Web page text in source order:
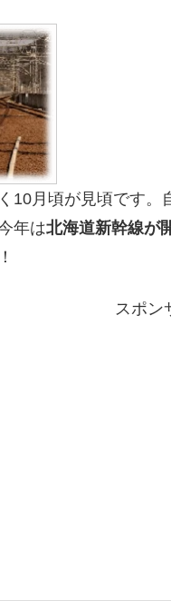
10月頃が見頃です
年は北海道新幹線が
スポン